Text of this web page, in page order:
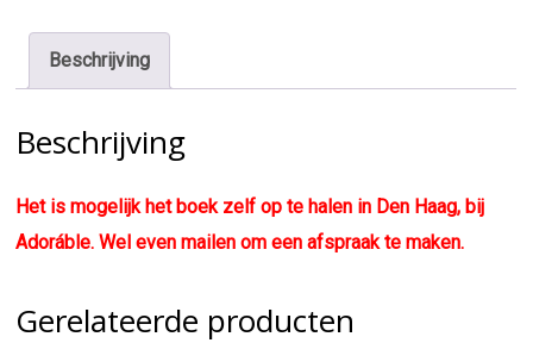
Beschrijving
Beschrijving
Het is mogelijk het boek zelf op te halen in Den Haag, bij
Adoráble. Wel even mailen om een afspraak te maken.
Gerelateerde producten